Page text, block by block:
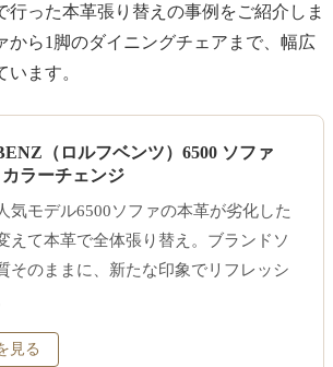
行った本革張り替えの事例をご紹介しま
から1脚のダイニングチェアまで、幅広
ます。
（ロルフベンツ）6500 ソファ
ラーチェンジ
気モデル6500ソファの本革が劣化した
えて本革で全体張り替え。ブランドソ
そのままに、新たな印象でリフレッシ
見る